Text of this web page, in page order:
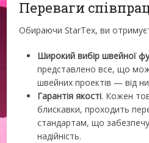
Переваги
Обираючи StarTex, ви
Широкий вибір швейної
представлено все, що
швейних проектів — від
Гарантія якості. Кожен
блискавки, проходить
стандартам, що
надійність.